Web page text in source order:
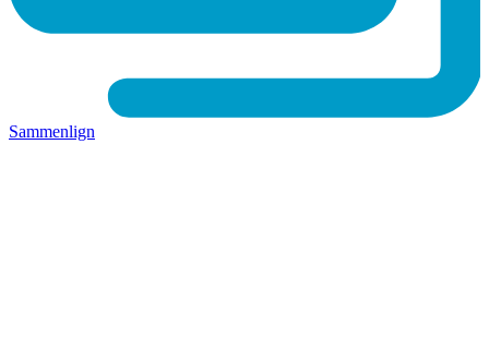
Sammenlign